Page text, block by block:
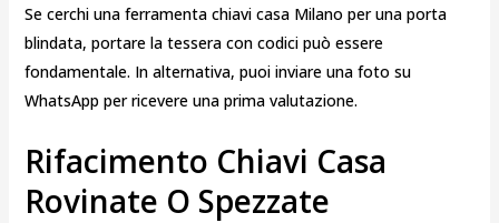
Se cerchi una ferramenta chiavi casa Milano per una porta
blindata, portare la tessera con codici può essere
fondamentale. In alternativa, puoi inviare una foto su
WhatsApp per ricevere una prima valutazione.
Rifacimento Chiavi Casa
Rovinate O Spezzate